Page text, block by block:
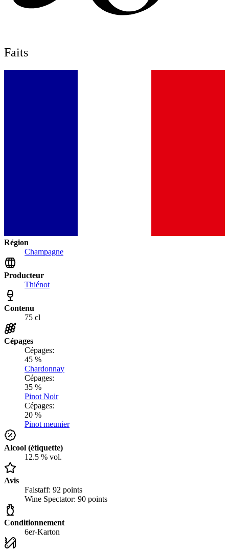
Faits
Région
Champagne
Producteur
Thiénot
Contenu
75 cl
Cépages
Cépages:
45 %
Chardonnay
Cépages:
35 %
Pinot Noir
Cépages:
20 %
Pinot meunier
Alcool (étiquette)
12.5 % vol.
Avis
Falstaff: 92 points
Wine Spectator: 90 points
Conditionnement
6er-Karton